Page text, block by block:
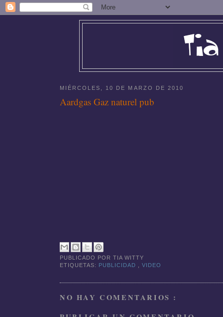
MIÉRCOLES, 10 DE MARZO DE 2010
Aardgas Gaz naturel pub
PUBLICADO PORTIA WITTY
ETIQUETAS: PUBLICIDAD ,VIDEO
NO HAY COMENTARIOS :